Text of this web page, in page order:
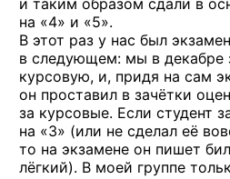
и таким образом сдали в
на «4» и «5».
В этот раз у нас был
в следующем: мы в декабре
курсовую, и, придя на сам
он проставил в зачётки
за курсовые. Если студент
на «3» (или не сделал её
то на экзамене он пишет
лёгкий). В моей группе